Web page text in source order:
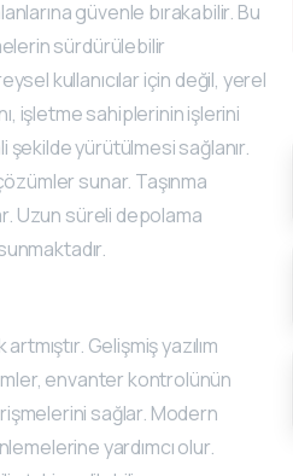
güvenle bırakabilir. Bu
sürdürülebilir
kullanıcılar için değil, yerel
işletme sahiplerinin işlerini
şekilde yürütülmesi sağlanır.
sunar. Taşınma
Uzun süreli depolama
Gelişmiş yazılım
envanter kontrolünün
sağlar. Modern
yardımcı olur.